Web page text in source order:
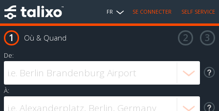
FR SE CONNECTER SELF SERVICE
Où & Quand
De:
À: